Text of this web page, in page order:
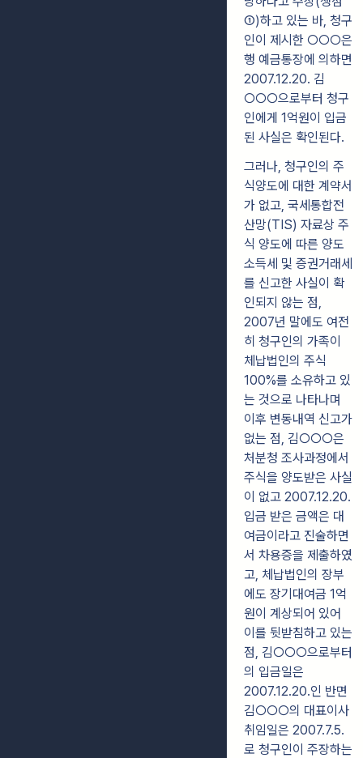
①)하고 있는 바, 청구
인이 제시한 ○○○은
행 예금통장에 의하면
2007.12.20. 김
○○○으로부터 청구
인에게 1억원이 입금
된 사실은 확인된다.
그러나, 청구인의 주
식양도에 대한 계약서
가 없고, 국세통합전
산망(TIS) 자료상 주
식 양도에 따른 양도
소득세 및 증권거래세
를 신고한 사실이 확
인되지 않는 점,
2007년 말에도 여전
히 청구인의 가족이
체납법인의 주식
100%를 소유하고 있
는 것으로 나타나며
이후 변동내역 신고가
없는 점, 김○○○은
처분청 조사과정에서
주식을 양도받은 사실
이 없고 2007.12.20.
입금 받은 금액은 대
여금이라고 진술하면
서 차용증을 제출하였
고, 체납법인의 장부
에도 장기대여금 1억
원이 계상되어 있어
이를 뒷받침하고 있는
점, 김○○○으로부터
의 입금일은
2007.12.20.인 반면
김○○○의 대표이사
취임일은 2007.7.5.
로 청구인이 주장하는